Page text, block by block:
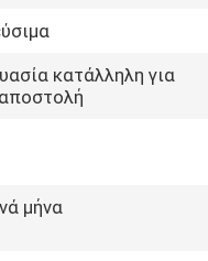
κατάλληλη για
μήνα